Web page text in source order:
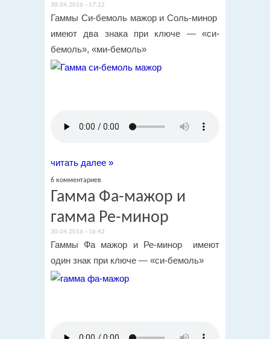
30.04.2016 – 17:22
Гаммы Си-бемоль мажор и Соль-минор
имеют два знака при ключе — «си-
бемоль», «ми-бемоль»
читать далее »
6 комментариев
Гамма Фа-мажор и
гамма Ре-минор
30.04.2016 – 16:42
Гаммы Фа мажор и Ре-минор имеют
один знак при ключе — «си-бемоль»